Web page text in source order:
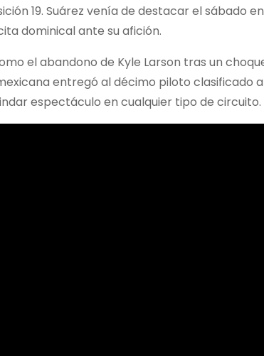
19. Suárez venía de destacar el sábado
dominical ante su afición.
el abandono de Kyle Larson tras un
entregó al décimo piloto clasificado
espectáculo en cualquier tipo de circuito.